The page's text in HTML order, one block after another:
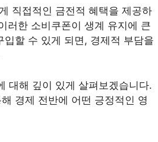
직접적인 금전적 혜택을 제공하
러한 소비쿠폰이 생계 유지에 큰
할 수 있게 되면, 경제적 부담을
대해 깊이 있게 살펴보겠습니다.
경제 전반에 어떤 긍정적인 영